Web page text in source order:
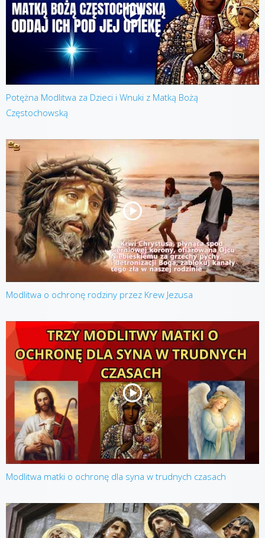
Potężna Modlitwa za Dzieci i Wnuki z Matką Bożą
Częstochowską
Modlitwa o ochronę rodziny przez Krew Jezusa
Modlitwa matki o ochronę dla syna w trudnych czasach